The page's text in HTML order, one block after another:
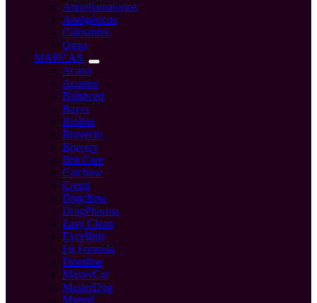
Antinflamatorios
Analgésicos
Calmantes
Otros
MARCAS
Acana
Acomer
Balanced
Bayer
Bioline
Bravecto
Bravery
Brit Care
Catchow
Cremi
Dogchow
DragPharma
Easy Clean
Excellent
Fit Formula
Frontline
MasterCat
MasterDog
Mazuri